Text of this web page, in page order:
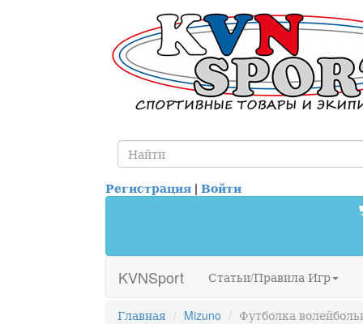
Регистрация | Войти
KVNSport Статьи/Правила Игр
Главная Mizuno
Футболка